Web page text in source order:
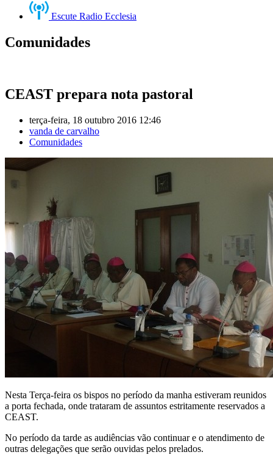
Escute Radio Ecclesia
Comunidades
CEAST prepara nota pastoral
terça-feira, 18 outubro 2016 12:46
vanda de carvalho
Comunidades
Nesta Terça-feira os bispos no período da manha estiveram reunidos
a porta fechada, onde trataram de assuntos estritamente reservados a
CEAST.
No período da tarde as audiências vão continuar e o atendimento de
outras delegações que serão ouvidas pelos prelados.